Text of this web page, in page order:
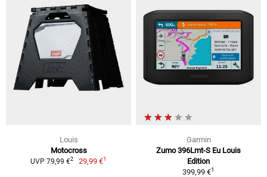
Louis
Motocross
UVP 79,99 €2 29,99 €1
Garmin
Zumo 396Lmt-S Eu Louis
Edition
399,99 €1